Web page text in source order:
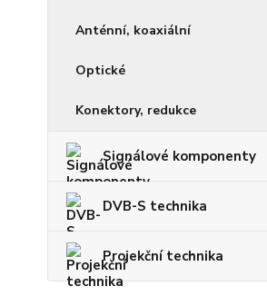
Anténní, koaxiální
Optické
Konektory, redukce
Signálové komponenty
DVB-S technika
Projekční technika